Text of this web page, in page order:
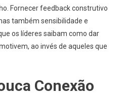
Fornecer feedback construtivo
também sensibilidade e
os líderes saibam como dar
ao invés de aqueles que
Conexão